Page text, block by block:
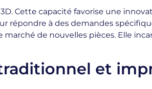
Cette capacité favorise une
répondre à des demandes
de nouvelles pièces. Elle
et